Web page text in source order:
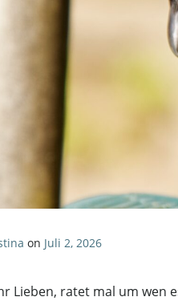
on Juli 2, 2026
Lieben, ratet mal um wen